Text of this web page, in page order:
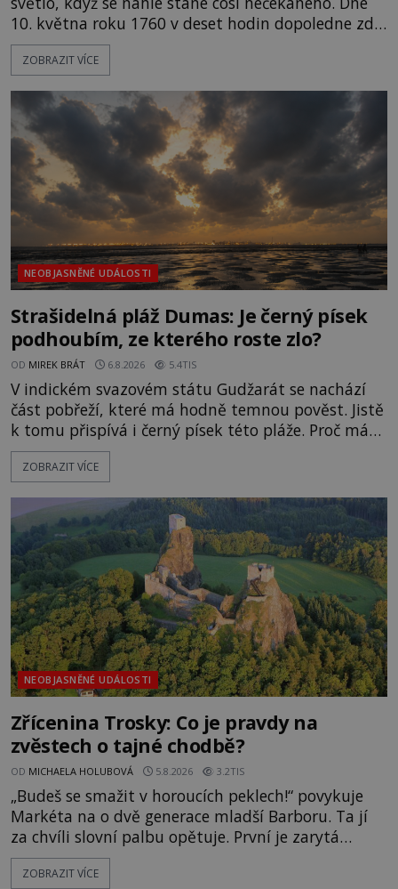
10. května roku 1760 v deset hodin dopoledne zde
dojde k vůbec prvnímu historicky doloženému
přeletu UFO. Podle záznamů vyzařuje takové
jen o nějaký optický klam, nebo se zde skutečně
právě vznáší mimozemská loď
ZOBRAZIT VÍCE
NEOBJASNĚNÉ UDÁLOSTI
Strašidelná pláž Dumas: Je černý písek
podhoubím, ze kterého roste zlo?
OD MIREK BRÁT 6.8.2026 5.4TIS
V indickém svazovém státu Gudžarát se nachází
část pobřeží, které má hodně temnou pověst. Jistě
k tomu přispívá i černý písek této pláže. Proč má
pláž takové netypické zbarvení? Nakolik jsou
pravdivé historky, že zde došlo k nevysvětlitelným
následovat. Vstupujeme na pláž Dumas ve městě
Surat. Gu
ZOBRAZIT VÍCE
NEOBJASNĚNÉ UDÁLOSTI
Zřícenina Trosky: Co je pravdy na
zvěstech o tajné chodbě?
OD MICHAELA HOLUBOVÁ 5.8.2026 3.2TIS
„Budeš se smažit v horoucích peklech!“ povykuje
Markéta na o dvě generace mladší Barboru. Ta jí
za chvíli slovní palbu opětuje. První je zarytá
katolička, druhá přesvědčená kališnice. A každá z
nich se usídlí na jedné z věží slavného hradu
ZOBRAZIT VÍCE